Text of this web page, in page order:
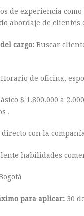
de experiencia
abordaje de
cargo: Buscar
de oficina,
$ 1.800.000 a
.
con la
habilidades
para aplicar: 30